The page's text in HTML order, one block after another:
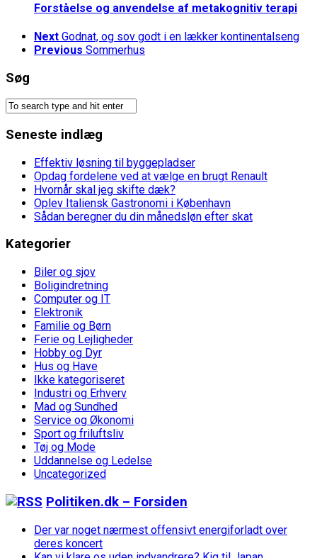
Forståelse og anvendelse af metakognitiv terapi
Next Godnat, og sov godt i en lækker kontinentalseng
Previous Sommerhus
Søg
Seneste indlæg
Effektiv løsning til byggepladser
Opdag fordelene ved at vælge en brugt Renault
Hvornår skal jeg skifte dæk?
Oplev Italiensk Gastronomi i København
Sådan beregner du din månedsløn efter skat
Kategorier
Biler og sjov
Boligindretning
Computer og IT
Elektronik
Familie og Børn
Ferie og Lejligheder
Hobby og Dyr
Hus og Have
Ikke kategoriseret
Industri og Erhverv
Mad og Sundhed
Service og Økonomi
Sport og friluftsliv
Tøj og Mode
Uddannelse og Ledelse
Uncategorized
Politiken.dk – Forsiden
Der var noget nærmest offensivt energiforladt over
deres koncert